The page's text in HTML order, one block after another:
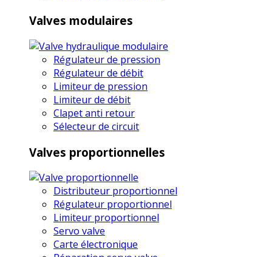
Valves modulaires
Régulateur de pression
Régulateur de débit
Limiteur de pression
Limiteur de débit
Clapet anti retour
Sélecteur de circuit
Valves proportionnelles
Distributeur proportionnel
Régulateur proportionnel
Limiteur proportionnel
Servo valve
Carte électronique